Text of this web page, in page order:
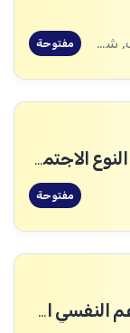
راجو، عفرين، حلب, شيخ الحديد، حلب مفتوحة
المسؤول الفني لمشروع النوع الاجتماعي
مفتوحة
مشرف تقني لبرنامج الدعم النفسي الاجتماعي